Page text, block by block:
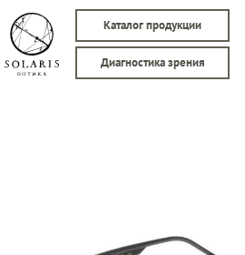
Каталог продукции
Диагностика зрения